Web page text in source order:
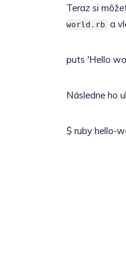
Teraz si
world.rb
a
puts 'Hello
Následne ho
$ ruby hello-